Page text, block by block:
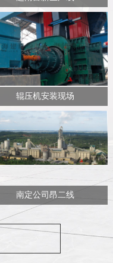
辊压机安装现场
南定公司昂二线